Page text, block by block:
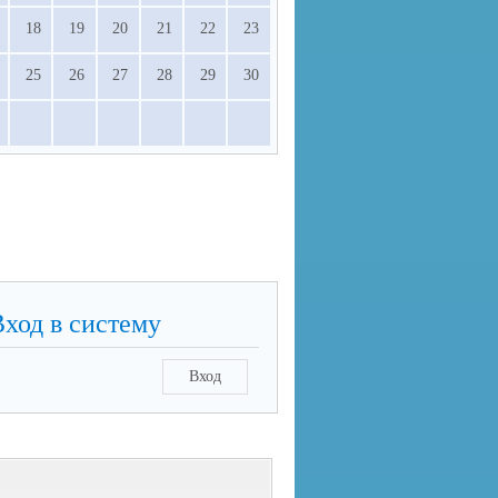
18 19 20 21 22 23
25 26 27 28 29 30
в систему
Вход